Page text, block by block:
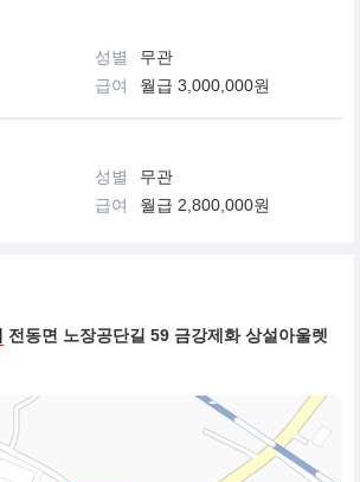
성별
무관
급여 월급 3,000,000원
성별
무관
급여 월급 2,800,000원
전동면 노장공단길 59 금강제화 상설아울렛